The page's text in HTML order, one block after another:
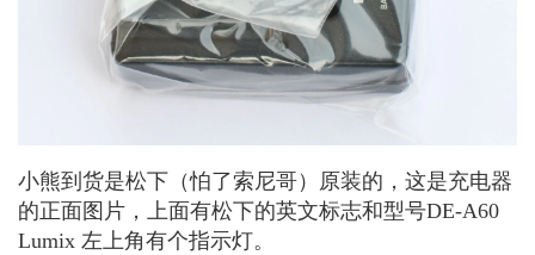
小熊到货是松下（怕了索尼哥）原装的，这是充电器
的正面图片，上面有松下的英文标志和型号DE-A60
Lumix 左上角有个指示灯。